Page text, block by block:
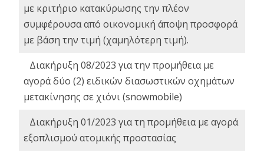
με κριτήριο κατακύρωσης την πλέον
συμφέρουσα από οικονομική άποψη προσφορά
με βάση την τιμή (χαμηλότερη τιμή).
Διακήρυξη 08/2023 για την προμήθεια με
αγορά δύο (2) ειδικών διασωστικών οχημάτων
μετακίνησης σε χιόνι (snowmobile)
Διακήρυξη 01/2023 για τη προμήθεια με αγορά
εξοπλισμού ατομικής προστασίας